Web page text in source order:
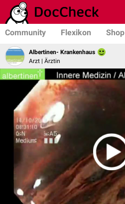
Community Flexikon Shop
Albertinen- Krankenhaus
Arzt | Ärztin